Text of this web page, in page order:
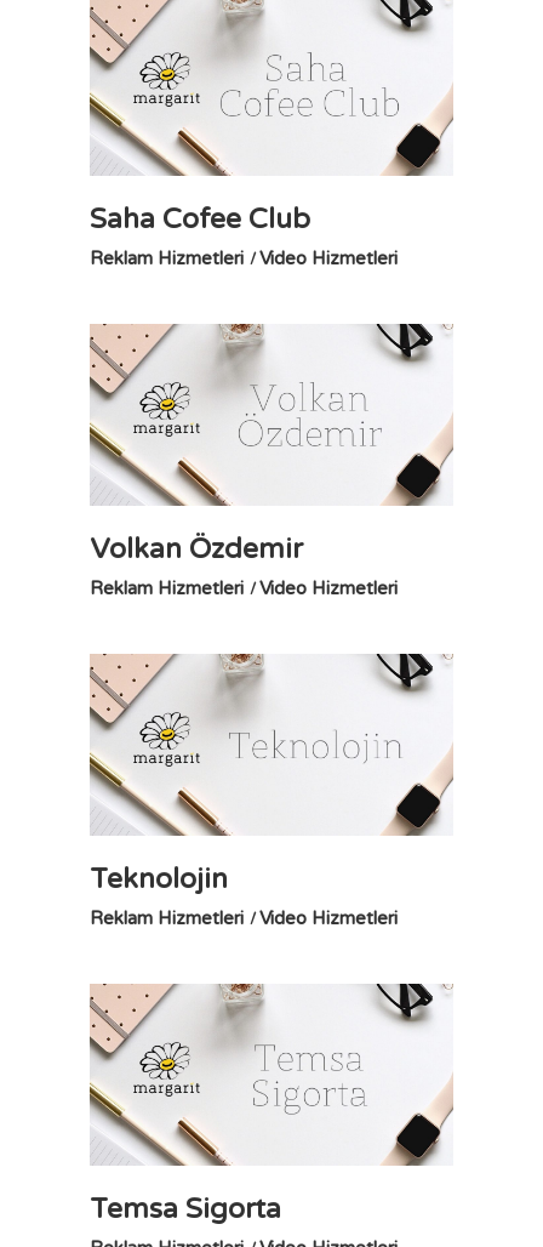
Saha Cofee Club
Reklam Hizmetleri Video Hizmetleri
Volkan Özdemir
Reklam Hizmetleri Video Hizmetleri
Teknolojin
Reklam Hizmetleri Video Hizmetleri
Temsa Sigorta